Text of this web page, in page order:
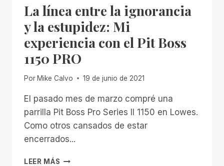
La línea entre la ignorancia
y la estupidez: Mi
experiencia con el Pit Boss
1150 PRO
Por Mike Calvo 19 de junio de 2021
El pasado mes de marzo compré una
parrilla Pit Boss Pro Series II 1150 en Lowes.
Como otros cansados de estar
encerrados...
LEER MÁS LA